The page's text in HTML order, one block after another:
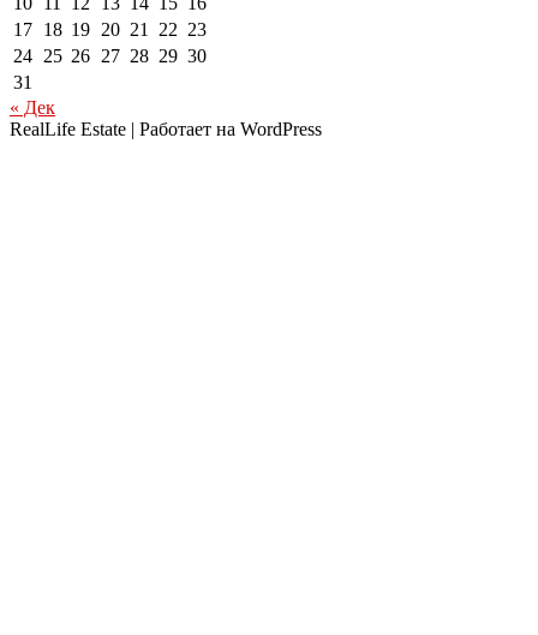
17 18 19 20 21 22 23
24 25 26 27 28 29 30
31
« Дек
RealLife Estate | Работает на WordPress